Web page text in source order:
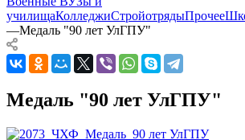
училищаКолледжиСтройотрядыПрочее
—Медаль "90 лет УлГПУ"
Медаль "90 лет УлГПУ"